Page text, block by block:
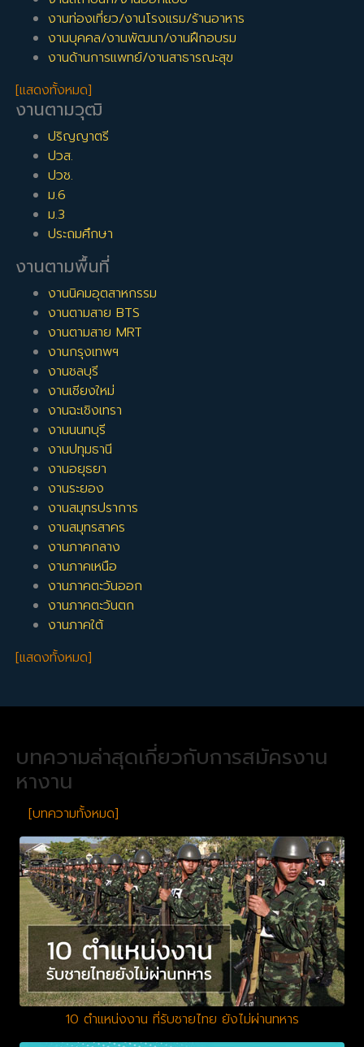
งานท่องเที่ยว/งานโรงแรม/ร้านอาหาร
งานบุคคล/งานพัฒนา/งานฝึกอบรม
งานด้านการแพทย์/งานสาธารณะสุข
[แสดงทั้งหมด]
งานตามวุฒิ
ปริญญาตรี
ปวส.
ปวช.
ม.6
ม.3
ประถมศึกษา
งานตามพื้นที่
งานนิคมอุตสาหกรรม
งานตามสาย BTS
งานตามสาย MRT
งานกรุงเทพฯ
งานชลบุรี
งานเชียงใหม่
งานฉะเชิงเทรา
งานนนทบุรี
งานปทุมธานี
งานอยุธยา
งานระยอง
งานสมุทรปราการ
งานสมุทรสาคร
งานภาคกลาง
งานภาคเหนือ
งานภาคตะวันออก
งานภาคตะวันตก
งานภาคใต้
[แสดงทั้งหมด]
บทความล่าสุดเกี่ยวกับการสมัครงาน
หางาน
[บทความทั้งหมด]
10 ตำแหน่งงาน ที่รับชายไทย ยังไม่ผ่านทหาร